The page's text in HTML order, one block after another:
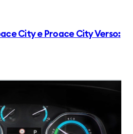
City e Proace City Verso: